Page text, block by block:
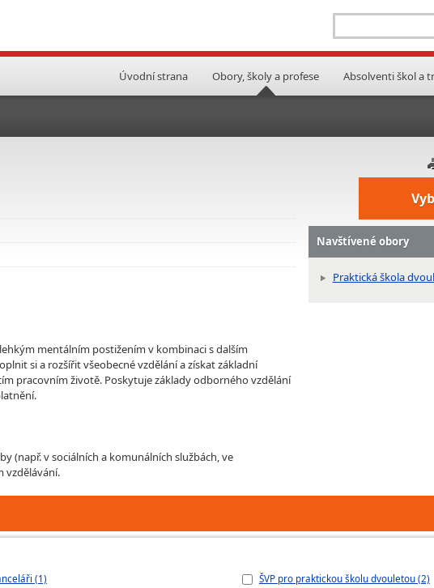
Úvodní strana Obory, školy a profese Absolventi škol a
mentálním postižením v kombinaci s dalším
si a rozšířit všeobecné vzdělání a získat základní
pracovním životě. Poskytuje základy odborného vzdělání
(např. v sociálních a komunálních službách, ve
vzdělávání.
Navštívené obory
Praktická škola
(1)
ŠVP pro praktickou školu dvouletou (2)